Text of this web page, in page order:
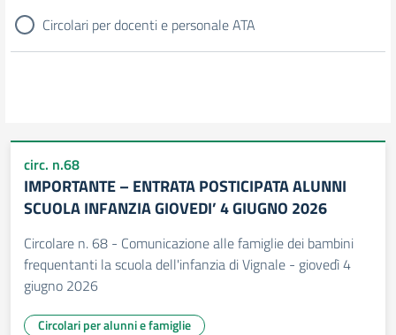
Circolari per docenti e personale ATA
circ. n.68
IMPORTANTE – ENTRATA POSTICIPATA ALUNNI
SCUOLA INFANZIA GIOVEDI’ 4 GIUGNO 2026
Circolare n. 68 - Comunicazione alle famiglie dei bambini
frequentanti la scuola dell'infanzia di Vignale - giovedì 4
giugno 2026
Circolari per alunni e famiglie